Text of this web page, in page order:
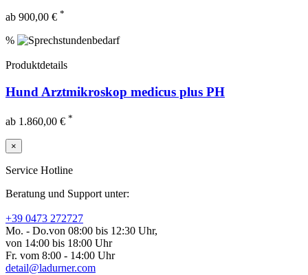
ab 900,00 € *
%
Produktdetails
Hund Arztmikroskop medicus plus PH
ab 1.860,00 € *
×
Service Hotline
Beratung und Support unter:
+39 0473 272727
Mo. - Do.von 08:00 bis 12:30 Uhr,
von 14:00 bis 18:00 Uhr
Fr. vom 8:00 - 14:00 Uhr
detail@ladurner.com